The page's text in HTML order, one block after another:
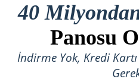
40
Panosu
İndirme Yok, Kredi